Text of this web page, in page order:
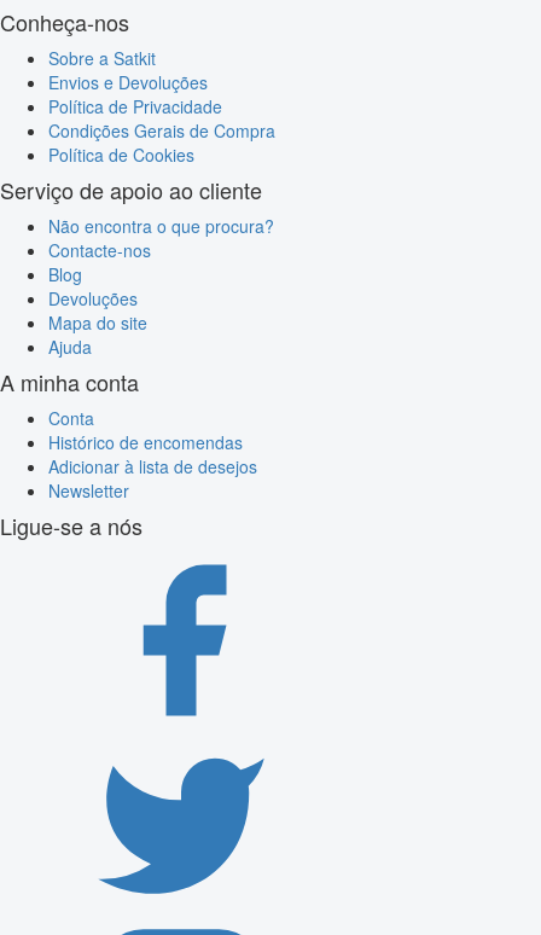
Conheça-nos
Sobre a Satkit
Envios e Devoluções
Política de Privacidade
Condições Gerais de Compra
Política de Cookies
Serviço de apoio ao cliente
Não encontra o que procura?
Contacte-nos
Blog
Devoluções
Mapa do site
Ajuda
A minha conta
Conta
Histórico de encomendas
Adicionar à lista de desejos
Newsletter
Ligue-se a nós